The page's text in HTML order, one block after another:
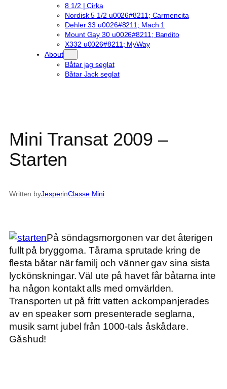
8 1/2 | Cirka
Nordisk 5 1/2 u0026#8211; Carmencita
Dehler 33 u0026#8211; Mach 1
Mount Gay 30 u0026#8211; Bandito
X332 u0026#8211; MyWay
About
Båtar jag seglat
Båtar Jack seglat
Mini Transat 2009 –
Starten
Written byJesperinClasse Mini
På söndagsmorgonen var det återigen
fullt på bryggorna. Tårarna sprutade kring de
flesta båtar när familj och vänner gav sina sista
lyckönskningar. Väl ute på havet får båtarna inte
ha någon kontakt alls med omvärlden.
Transporten ut på fritt vatten ackompanjerades
av en speaker som presenterade seglarna,
musik samt jubel från 1000-tals åskådare.
Gåshud!